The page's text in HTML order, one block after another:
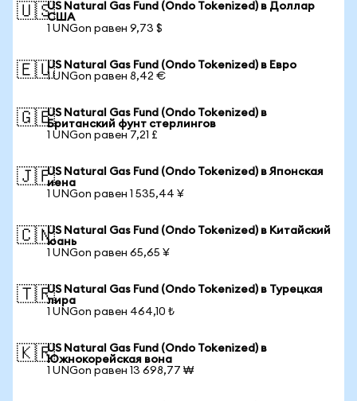
🇺🇸US Natural Gas Fund (Ondo Tokenized) в Доллар
США
1 UNGon равен 9,73 $
🇪🇺US Natural Gas Fund (Ondo Tokenized) в Евро
1 UNGon равен 8,42 €
🇬🇧US Natural Gas Fund (Ondo Tokenized) в
Британский фунт стерлингов
1 UNGon равен 7,21 £
🇯🇵US Natural Gas Fund (Ondo Tokenized) в Японская
иена
1 UNGon равен 1 535,44 ¥
🇨🇳US Natural Gas Fund (Ondo Tokenized) в Китайский
юань
1 UNGon равен 65,65 ¥
🇹🇷US Natural Gas Fund (Ondo Tokenized) в Турецкая
лира
1 UNGon равен 464,10 ₺
🇰🇷US Natural Gas Fund (Ondo Tokenized) в
Южнокорейская вона
1 UNGon равен 13 698,77 ₩